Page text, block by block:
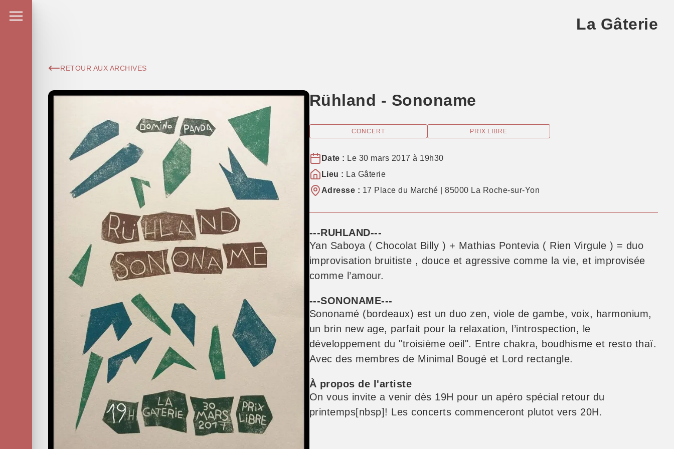
La Gâterie
RETOUR AUX ARCHIVES
Rühland - Sononame
CONCERT PRIX LIBRE
Date : Le 30 mars 2017 à 19h30
Lieu : La Gâterie
Adresse : 17 Place du Marché | 85000 La Roche-sur-Yon
---RUHLAND---
Yan Saboya ( Chocolat Billy ) + Mathias Pontevia ( Rien Virgule ) = duo
improvisation bruitiste , douce et agressive comme la vie, et improvisée
comme l’amour.
---SONONAME---
Sononamé (bordeaux) est un duo zen, viole de gambe, voix, harmonium,
un brin new age, parfait pour la relaxation, l’introspection, le
développement du "troisième oeil". Entre chakra, boudhisme et resto thaï.
Avec des membres de Minimal Bougé et Lord rectangle.
À propos de l'artiste
On vous invite a venir dès 19H pour un apéro spécial retour du
printemps[nbsp]! Les concerts commenceront plutot vers 20H.